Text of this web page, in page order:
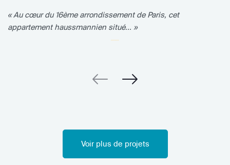
« Au cœur du 16ème arrondissement de Paris, cet
appartement haussmannien situé... »
Voir plus de projets